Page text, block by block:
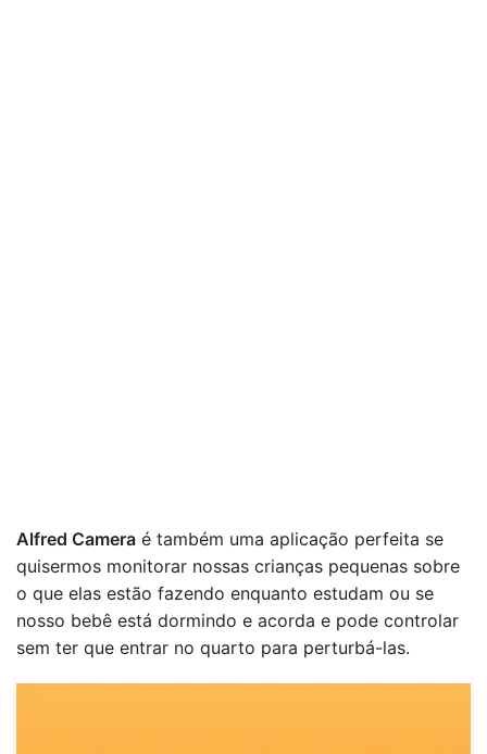
Alfred Camera é também uma aplicação perfeita se
quisermos monitorar nossas crianças pequenas sobre
o que elas estão fazendo enquanto estudam ou se
nosso bebê está dormindo e acorda e pode controlar
sem ter que entrar no quarto para perturbá-las.